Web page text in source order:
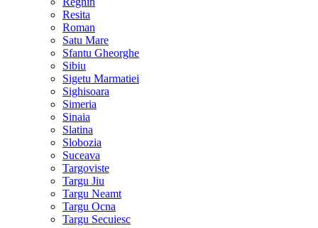
Resita
Roman
Satu Mare
Sfantu Gheorghe
Sibiu
Sigetu Marmatiei
Sighisoara
Simeria
Sinaia
Slatina
Slobozia
Suceava
Targoviste
Targu Jiu
Targu Neamt
Targu Ocna
Targu Secuiesc